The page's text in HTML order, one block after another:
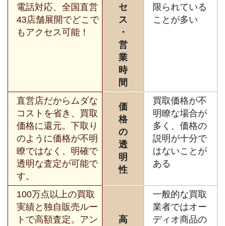
電話対応、全国直営
43店舗展開でどこで
もアクセス可能！
セ
ス
・
営
業
時
間
限られている
ことが多い
直営店だからムダな
コストを省き、買取
価格に還元。下取り
のように価格が不明
瞭ではなく、明確で
透明な査定が可能で
す。
価
格
の
透
明
性
買取価格が不
明瞭な場合が
多く、価格の
説明が十分で
はないことが
ある
100万点以上の買取
実績と独自販売ルー
トで高額査定。アン
高
一般的な買取
業者ではオー
ディオ商品の